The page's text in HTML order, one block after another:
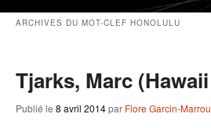
ARCHIVES DU MOT-CLEF HONOLULU
Tjarks, Marc
Publié le 8 avril 2014par Flore Garcin-Marrou